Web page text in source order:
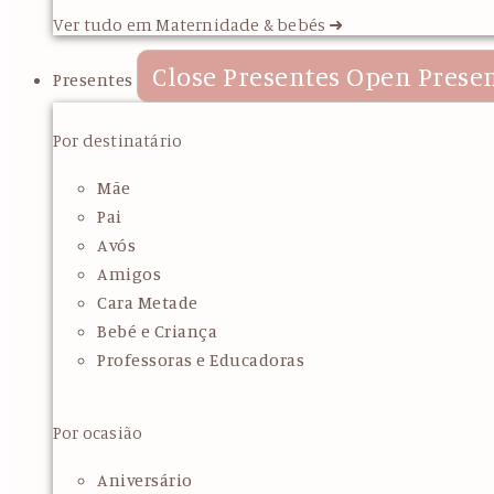
Ver tudo em Maternidade & bebés ➜
Presentes Close Presentes Open
Por destinatário
Mãe
Pai
Avós
Amigos
Cara Metade
Bebé e Criança
Professoras e Educadoras
Por ocasião
Aniversário